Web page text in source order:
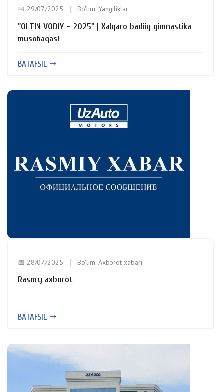
📅 29/07/2025 Bo'lim: Yangiliklar
"OLTIN VODIY – 2025" | Xalqaro badiiy gimnastika
musobaqasi
BATAFSIL
📅 28/07/2025 Bo'lim: Axborot xabari
Rasmiy axborot
BATAFSIL